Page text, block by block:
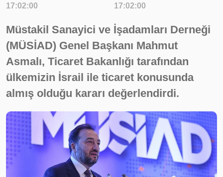
17:02:00
17:02:00
Müstakil Sanayici ve İşadamları Derneği
(MÜSİAD) Genel Başkanı Mahmut
Asmalı, Ticaret Bakanlığı tarafından
ülkemizin İsrail ile ticaret konusunda
almış olduğu kararı değerlendirdi.